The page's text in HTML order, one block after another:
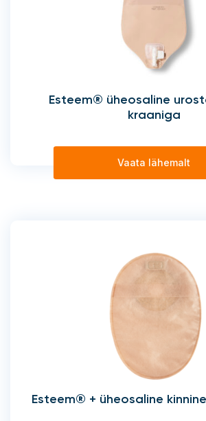
Esteem® üheosaline
kraaniga
Vaata lähemalt
Esteem® + üheosaline